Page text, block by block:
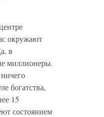
окружают
в
миллионеры.
богатства,
15
состоянием